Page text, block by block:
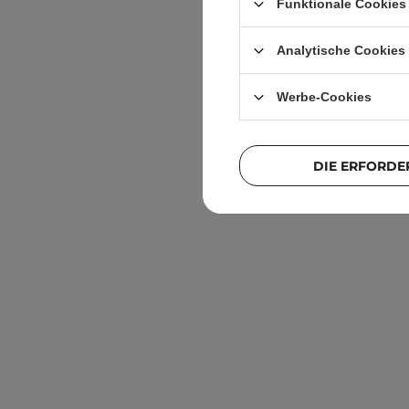
Funktionale
Analytische Cookies
Werbe-Cookies
DIE